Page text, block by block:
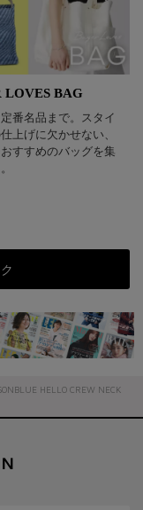
LOVES BAG
番名品まで。スタイ
上げに欠かせない、
すすめのバッグを集